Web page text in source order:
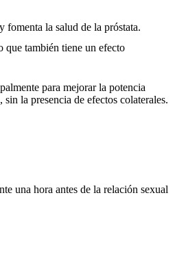
la salud de la próstata.
que también tiene un efecto
para mejorar la potencia
la presencia de efectos colaterales.
una hora antes de la relación sexual